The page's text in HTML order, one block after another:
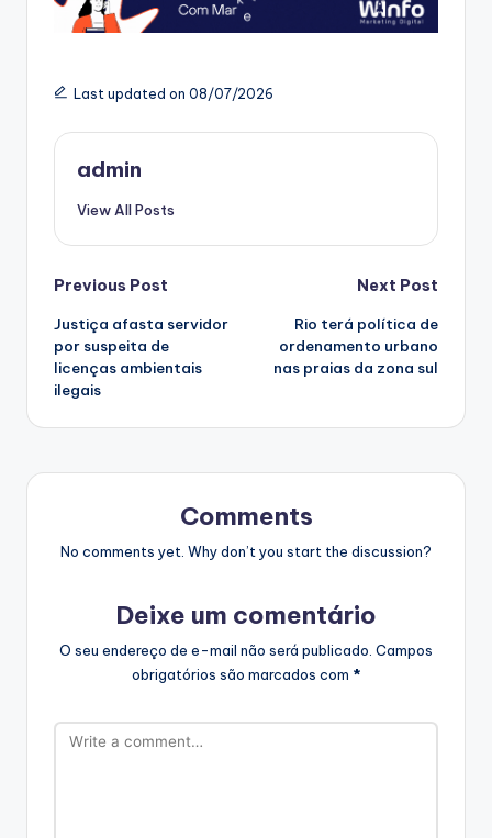
Last updated on 08/07/2026
admin
View All Posts
Post
navigation
Previous Post
Justiça afasta servidor
por suspeita de
licenças ambientais
ilegais
Next Post
Rio terá política de
ordenamento urbano
nas praias da zona sul
Comments
No comments yet. Why don’t you start the discussion?
Deixe um comentário
O seu endereço de e-mail não será publicado. Campos
obrigatórios são marcados com *